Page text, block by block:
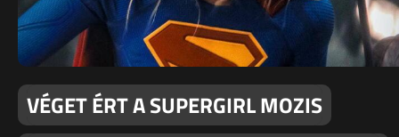
VÉGET ÉRT A SUPERGIRL MOZIS